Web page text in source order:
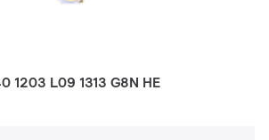
1203 L09 1313 G8N HE